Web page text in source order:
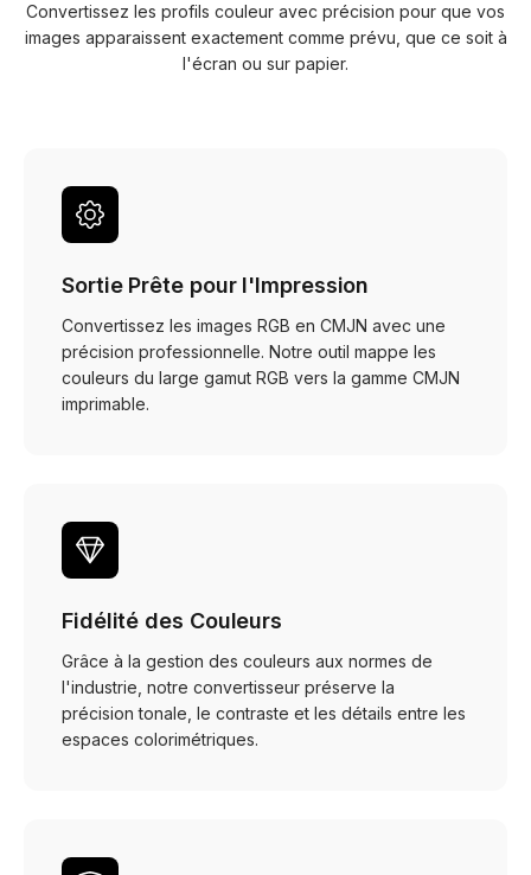
Convertissez les profils couleur avec précision pour que vos
images apparaissent exactement comme prévu, que ce soit à
l'écran ou sur papier.
Sortie Prête pour l'Impression
Convertissez les images RGB en CMJN avec une
précision professionnelle. Notre outil mappe les
couleurs du large gamut RGB vers la gamme CMJN
imprimable.
Fidélité des Couleurs
Grâce à la gestion des couleurs aux normes de
l'industrie, notre convertisseur préserve la
précision tonale, le contraste et les détails entre les
espaces colorimétriques.